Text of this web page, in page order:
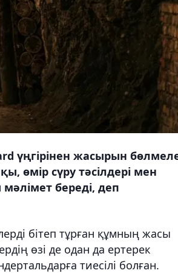
үңгірінен жасырын
өмір сүру тәсілдері мен
береді, деп
бітеп тұрған құмның жасы
өзі де одан да ертерек
тиесілі болған.